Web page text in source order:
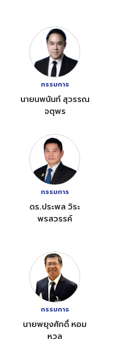
กรรมการ
นายนพนันท์ สุวรรณ
จตุพร
กรรมการ
ดร.ประพล วิระ
พรสวรรค์
กรรมการ
นายพยุงศักดิ์ หอม
หวล